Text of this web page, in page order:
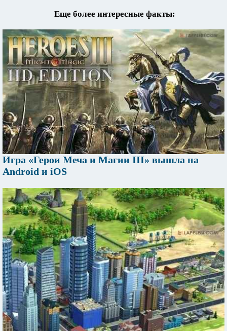
Еще более интересные факты:
Игра «Герои Меча и Магии III» вышла на
Android и iOS